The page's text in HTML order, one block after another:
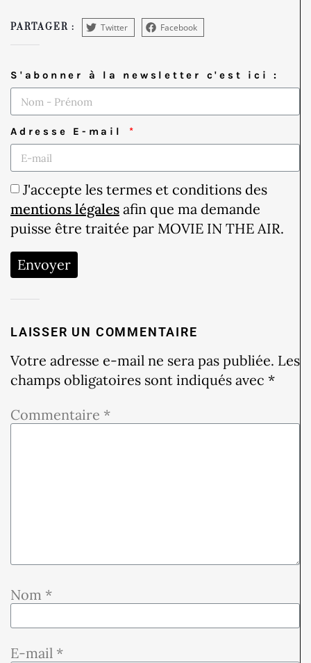
PARTAGER : Twitter Facebook
S'abonner à la newsletter c'est ici :
Adresse E-mail
J'accepte les termes et conditions des
mentions légales afin que ma demande
puisse être traitée par MOVIE IN THE AIR.
Envoyer
LAISSER UN COMMENTAIRE
Votre adresse e-mail ne sera pas publiée. Les
champs obligatoires sont indiqués avec *
Commentaire *
Nom *
E-mail *